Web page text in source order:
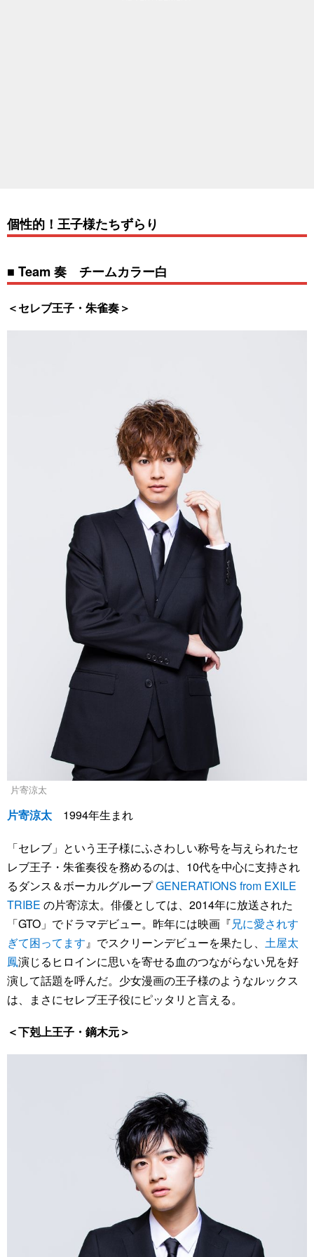
個性的！王子様たちずらり
■ Team 奏 チームカラー白
＜セレブ王子・朱雀奏＞
片寄涼太
片寄涼太 1994年生まれ
「セレブ」という王子様にふさわしい称号を与えられたセ
レブ王子・朱雀奏役を務めるのは、10代を中心に支持され
るダンス＆ボーカルグループGENERATIONS from EXILE
TRIBE の片寄涼太。俳優としては、2014年に放送された
「GTO」でドラマデビュー。昨年には映画『兄に愛されす
ぎて困ってます 』でスクリーンデビューを果たし、 土屋太
鳳演じるヒロインに思いを寄せる血のつながらない兄を好
演して話題を呼んだ。少女漫画の王子様のようなルックス
は、まさにセレブ王子役にピッタリと言える。
＜下剋上王子・鏑木元＞